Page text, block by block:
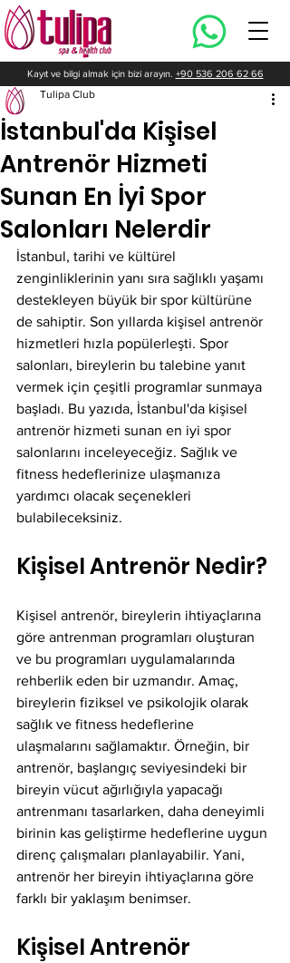
Kayıt ve bilgi almak için bizi arayın. +90 536 206 62 66
İstanbul'da Kişisel
Antrenör Hizmeti
Sunan En İyi Spor
Salonları Nelerdir
Tulipa Club
İstanbul, tarihi ve kültürel
zenginliklerinin yanı sıra sağlıklı yaşamı
destekleyen büyük bir spor kültürüne
de sahiptir. Son yıllarda kişisel antrenör
hizmetleri hızla popülerleşti. Spor
salonları, bireylerin bu talebine yanıt
vermek için çeşitli programlar sunmaya
başladı. Bu yazıda, İstanbul'da kişisel
antrenör hizmeti sunan en iyi spor
salonlarını inceleyeceğiz. Sağlık ve
fitness hedeflerinize ulaşmanıza
yardımcı olacak seçenekleri
bulabileceksiniz.
Kişisel Antrenör Nedir?
Kişisel antrenör, bireylerin ihtiyaçlarına
göre antrenman programları oluşturan
ve bu programları uygulamalarında
rehberlik eden bir uzmandır. Amaç,
bireylerin fiziksel ve psikolojik olarak
sağlık ve fitness hedeflerine
ulaşmalarını sağlamaktır. Örneğin, bir
antrenör, başlangıç seviyesindeki bir
bireyin vücut ağırlığıyla yapacağı
antrenmanı tasarlarken, daha deneyimli
birinin kas geliştirme hedeflerine uygun
direnç çalışmaları planlayabilir. Yani,
antrenör her bireyin ihtiyaçlarına göre
farklı bir yaklaşım benimser.
Kişisel Antrenör